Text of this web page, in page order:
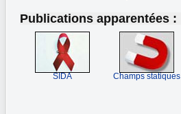
Publications apparentées :
SIDA Champs statiques